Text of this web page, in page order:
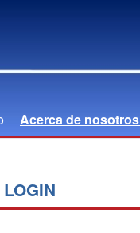
Acerca de nosotros
LOGIN